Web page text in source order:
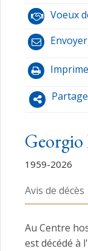
Voeux
Georgio
1959-2026
Avis de décès
Au Centre
est décédé à